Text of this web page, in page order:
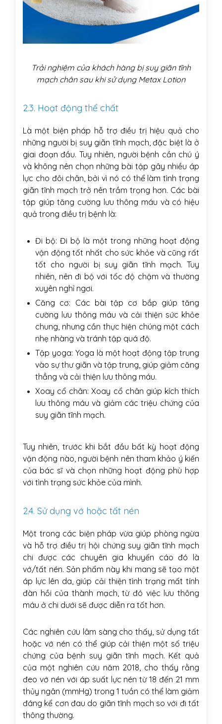
Trải nghiệm của khách hàng bị suy giãn tĩnh
mạch chân sau khi sử dụng Metax Lotion
2.3. Hoạt động thể chất
Là một biện pháp hỗ trợ điều trị hiệu quả cho
những người bị suy giãn tĩnh mạch, đặc biệt là ở
giai đoạn đầu. Tuy nhiên, người bệnh cần chú ý
và không nên chọn những bài tập gây nhiều áp
lực cho đôi chân, bởi vì nó có thể làm tình trạng
giãn tĩnh mạch trở nên trầm trọng hơn. Các bài
tập giúp tăng cường lưu thông máu và có hiệu
quả trong điều trị bệnh là:
Đi bộ: Đi bộ là một trong những hoạt động
vận động tốt nhất cho sức khỏe và cũng rất
tốt cho người bị suy giãn tĩnh mạch. Tuy
nhiên, nên đi bộ với tốc độ chậm và thường
xuyên nghỉ ngơi.
Căng cơ: Các bài tập cơ bắp giúp tăng
cường lưu thông máu và cải thiện sức khỏe
chung, nhưng cần thực hiện chúng một cách
nhẹ nhàng và tránh tập quá độ.
Tập yoga: Yoga là một hoạt động tập trung
vào sự thư giãn và tập trung, giúp giảm căng
thẳng và cải thiện lưu thông máu.
Xoay cổ chân: Xoay cổ chân giúp kích thích
lưu thông máu và giảm các triệu chứng của
suy giãn tĩnh mạch.
Tuy nhiên, trước khi bắt đầu bất kỳ hoạt động
vận động nào, người bệnh nên tham khảo ý kiến
của bác sĩ và chọn những hoạt động phù hợp
với tình trạng sức khỏe của mình.
2.4. Sử dụng vớ hoặc tất nén
Một trong các biện pháp vừa giúp phòng ngừa
và hỗ trợ điều trị hội chứng suy giãn tĩnh mạch
chi được các chuyên gia khuyến cáo đó là
vớ/tất nén. Sản phẩm này khi mang sẽ tạo một
áp lực lên da, giúp cải thiện tình trạng mất tính
đàn hồi của thành mạch, từ đó việc lưu thông
máu ở chi dưới sẽ được diễn ra tốt hơn.
Các nghiên cứu lâm sàng cho thấy, sử dụng tất
hoặc vớ nén có thể giúp cải thiện một số triệu
chứng của bệnh suy giãn tĩnh mạch. Kết quả
của một nghiên cứu năm 2018, cho thấy rằng
đeo vớ nén với áp suất lực nén từ ​​18 đến 21 mm
thủy ngân (mmHg) trong 1 tuần có thể làm giảm
đáng kể cơn đau do giãn tĩnh mạch so với đi tất
thông thường.